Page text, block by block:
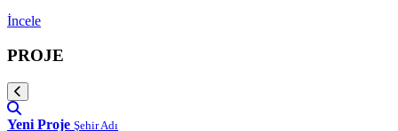
İncele
PROJE
Yeni Proje Şehir Adı